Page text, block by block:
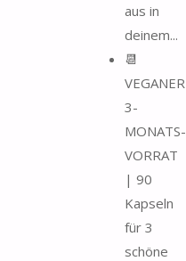
aus in
deinem...
📆
VEGANER
3-
MONATS-
VORRAT
| 90
Kapseln
für 3
schöne